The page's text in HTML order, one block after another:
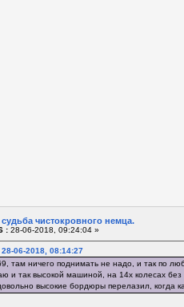
чистокровного немца.
: 28-06-2018, 09:24:04 »
06-2018, 08:14:27
там ничего поднимать не надо, и так по
и так высокой машиной, на 14х колесах без
высокие бордюры перелазил, когда